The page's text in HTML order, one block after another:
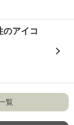
のアイコ
覧